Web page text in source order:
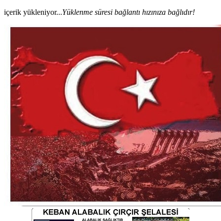
içerik yükleniyor...Yüklenme süresi bağlantı hızınıza bağlıdır!